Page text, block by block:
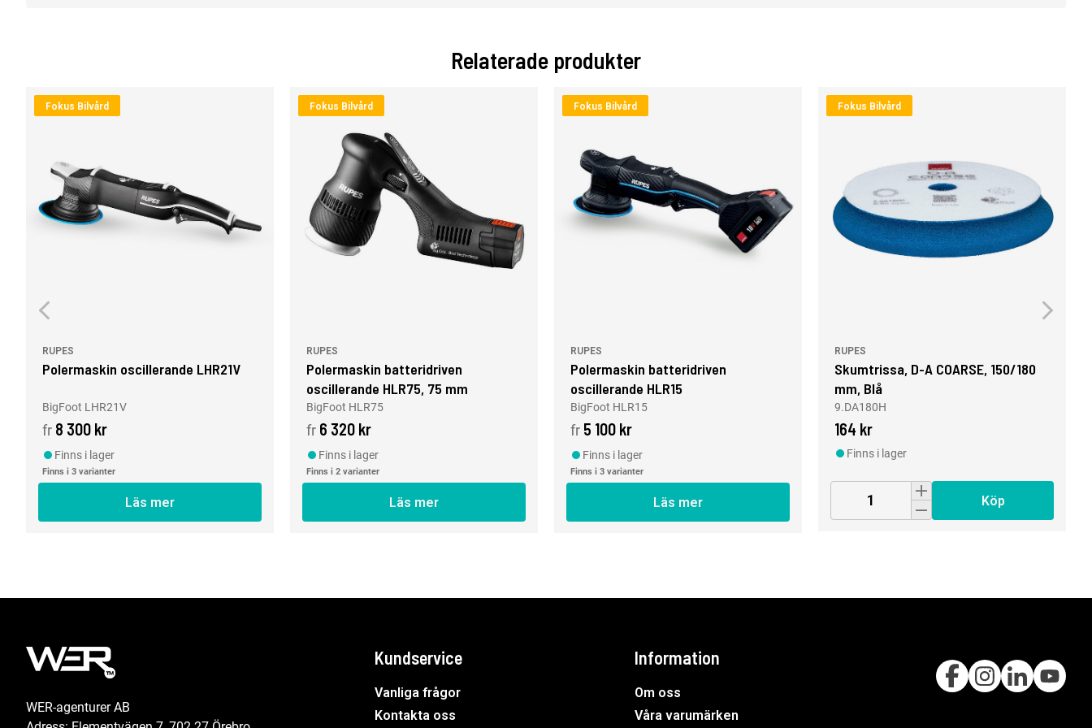
Relaterade produkter
Fokus Bilvård
RUPES
Polermaskin oscillerande LHR21V
BigFoot LHR21V
fr 8 300 kr
Finns i lager
Finns i 3 varianter
Läs mer
Fokus Bilvård
RUPES
Polermaskin batteridriven
oscillerande HLR75, 75 mm
BigFoot HLR75
fr 6 320 kr
Finns i lager
Finns i 2 varianter
Läs mer
Fokus Bilvård
RUPES
Polermaskin batteridriven
oscillerande HLR15
BigFoot HLR15
fr 5 100 kr
Finns i lager
Finns i 3 varianter
Läs mer
Fokus Bilvård
RUPES
Skumtrissa, D-A COARSE, 150/180
mm, Blå
9.DA180H
164 kr
Finns i lager
Köp
WER-agenturer AB
Kundservice
Vanliga frågor
Kontakta oss
Information
Om oss
Våra varumärken